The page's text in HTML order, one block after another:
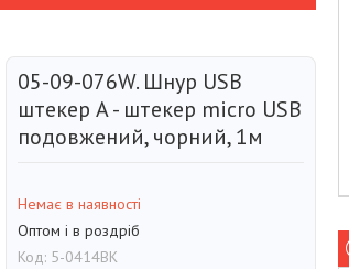
05-09-076W. Шнур USB
штекер А - штекер miсro USB
подовжений, чорний, 1м
Немає в наявності
Оптом і в роздріб
Код: 5-0414BK